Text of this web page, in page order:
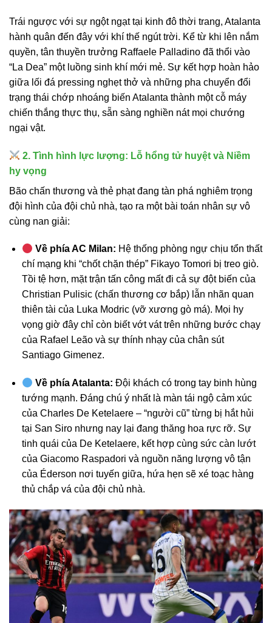
Trái ngược với sự ngột ngạt tại kinh đô thời trang, Atalanta
hành quân đến đây với khí thế ngút trời. Kể từ khi lên nắm
quyền, tân thuyền trưởng Raffaele Palladino đã thổi vào
“La Dea” một luồng sinh khí mới mẻ. Sự kết hợp hoàn hảo
giữa lối đá pressing nghẹt thở và những pha chuyển đổi
trạng thái chớp nhoáng biến Atalanta thành một cỗ máy
chiến thắng thực thụ, sẵn sàng nghiền nát mọi chướng
ngại vật.
2. Tình hình lực lượng: Lỗ hổng tử huyệt và Niềm
hy vọng
Bão chấn thương và thẻ phạt đang tàn phá nghiêm trọng
đội hình của đội chủ nhà, tạo ra một bài toán nhân sự vô
cùng nan giải:
Về phía AC Milan: Hệ thống phòng ngự chịu tổn thất
chí mạng khi “chốt chặn thép” Fikayo Tomori bị treo giò.
Tồi tệ hơn, mặt trận tấn công mất đi cả sự đột biến của
Christian Pulisic (chấn thương cơ bắp) lẫn nhãn quan
thiên tài của Luka Modric (vỡ xương gò má). Mọi hy
vọng giờ đây chỉ còn biết vớt vát trên những bước chạy
của Rafael Leão và sự thính nhạy của chân sút
Santiago Gimenez.
Về phía Atalanta: Đội khách có trong tay binh hùng
tướng mạnh. Đáng chú ý nhất là màn tái ngộ cảm xúc
của Charles De Ketelaere – “người cũ” từng bị hắt hủi
tại San Siro nhưng nay lại đang thăng hoa rực rỡ. Sự
tinh quái của De Ketelaere, kết hợp cùng sức càn lướt
của Giacomo Raspadori và nguồn năng lượng vô tận
của Éderson nơi tuyến giữa, hứa hẹn sẽ xé toạc hàng
thủ chắp vá của đội chủ nhà.